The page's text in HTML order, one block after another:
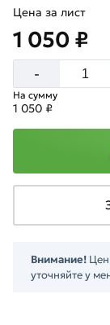
Цена за лист
1 050 ₽
-
На сумму
1 050 ₽
Внимание!
уточняйте у